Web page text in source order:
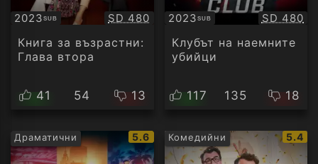
2023SUB
Субтитри Качество:
SD 480
Книга за възрастни:
Глава втора
41 54 13
2023SUB
Субтитри SD 480
Клубът на наемните
убийци
117 135 18
Драматични
IMDb
рейтинг:
5.6 Комедийни
IMDb
5.4